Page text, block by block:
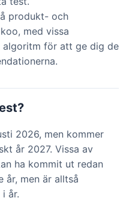
produkt- och
med vissa
algoritm för att ge dig de
2026, men kommer
år 2027. Vissa av
ha kommit ut redan
år, men är alltså
år.